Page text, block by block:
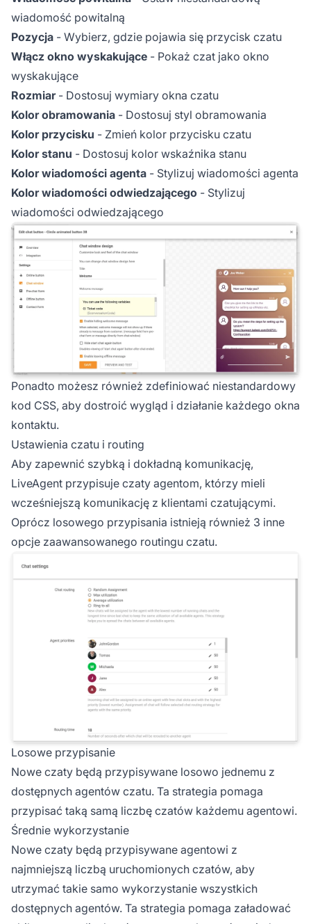
wiadomość powitalną
Pozycja - Wybierz, gdzie pojawia się przycisk czatu
Włącz okno wyskakujące - Pokaż czat jako okno
wyskakujące
Rozmiar- Dostosuj wymiary okna czatu
Kolor obramowania - Dostosuj styl obramowania
Kolor przycisku - Zmień kolor przycisku czatu
Kolor stanu - Dostosuj kolor wskaźnika stanu
Kolor wiadomości agenta - Stylizuj wiadomości agenta
Kolor wiadomości odwiedzającego - Stylizuj
wiadomości odwiedzającego
Ponadto możesz również zdefiniować niestandardowy
kod CSS, aby dostroić wygląd i działanie każdego okna
kontaktu.
Ustawienia czatu i routing
Aby zapewnić szybką i dokładną komunikację,
LiveAgent przypisuje czaty agentom, którzy mieli
wcześniejszą komunikację z klientami czatującymi.
Oprócz losowego przypisania istnieją również 3 inne
opcje zaawansowanego routingu czatu.
Losowe przypisanie
Nowe czaty będą przypisywane losowo jednemu z
dostępnych agentów czatu. Ta strategia pomaga
przypisać taką samą liczbę czatów każdemu agentowi.
Średnie wykorzystanie
Nowe czaty będą przypisywane agentowi z
najmniejszą liczbą uruchomionych czatów, aby
utrzymać takie samo wykorzystanie wszystkich
dostępnych agentów. Ta strategia pomaga załadować